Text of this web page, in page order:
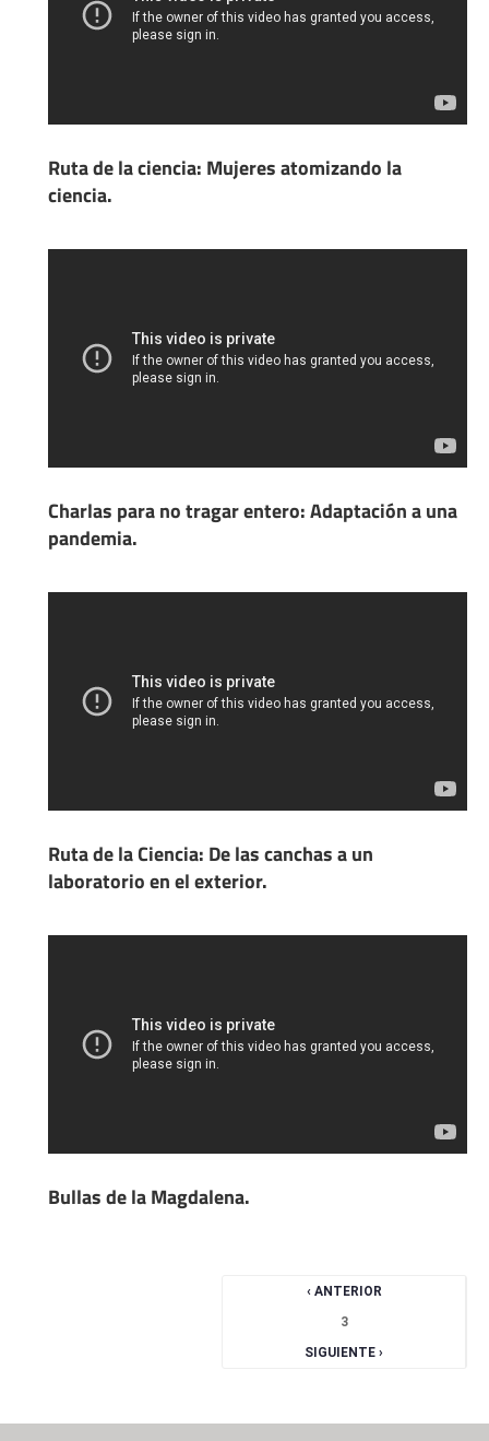
Ruta de la ciencia: Mujeres atomizando la
ciencia.
Charlas para no tragar entero: Adaptación a una
pandemia.
Ruta de la Ciencia: De las canchas a un
laboratorio en el exterior.
Bullas de la Magdalena.
‹ ANTERIOR
3
SIGUIENTE ›